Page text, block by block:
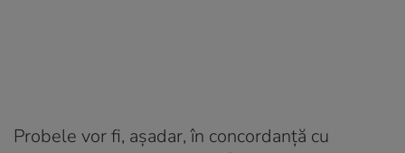
Probele vor fi, așadar, în concordanță cu